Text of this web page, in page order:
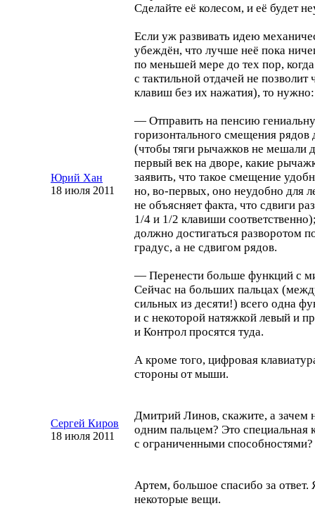
Юрий Хан
18 июля 2011
Сделайте её колесом, и её будет
Если уж развивать идею
убеждён, что лучше неё пока
по меньшей мере до тех пор,
с тактильной отдачей не
клавиш без их нажатия), то нужно:
— Отправить на пенсию
горизонтального смещения рядов
(чтобы тяги рычажков не мешали
первый век на дворе, какие
заявить, что такое смещение
но, во-первых, оно неудобно для
не объясняет факта, что сдвиги
1/4 и 1/2 клавиши
должно достигаться разворотом
градус, а не сдвигом рядов.
— Перенести больше функций с
Сейчас на больших пальцах
сильных из десяти!) всего одна
и с некоторой натяжкой левый и
и Контрол просятся туда.
А кроме того, цифровая
стороны от мыши.
Сергей Киров
18 июля 2011
Дмитрий Линов, скажите, а зачем
одним пальцем? Это специальная
с ограниченными способностями?
Артем, большое спасибо за ответ.
некоторые вещи.